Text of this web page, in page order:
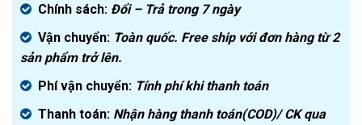
Chính sách: Đổi – Trả trong 7 ngày
Vận chuyển: Toàn quốc. Free ship với đơn hàng từ 2
sản phẩm trở lên.
Phí vận chuyển: Tính phí khi thanh toán
Thanh toán: Nhận hàng thanh toán(COD)/ CK qua